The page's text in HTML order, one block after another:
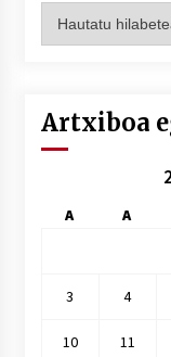
hilez
Artxiboa
A A
3 4
10 11